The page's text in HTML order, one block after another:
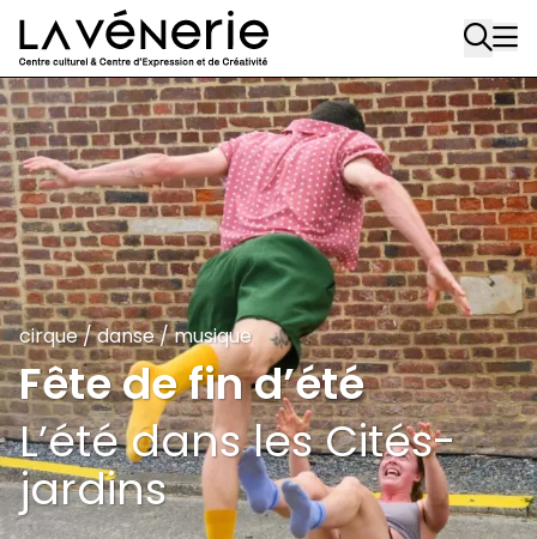
Aller au contenu principal
cirque/danse/musique
Fête de fin d’été
L’été dans les Cités-
jardins